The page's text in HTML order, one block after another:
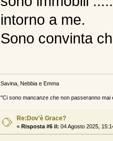
intorno a me.
Sono convinta
Savina, Nebbia e Emma
"Ci sono mancanze che non passeranno
Re:Dov'è Grace?
« Risposta #6 il: 04 Agosto 2025,